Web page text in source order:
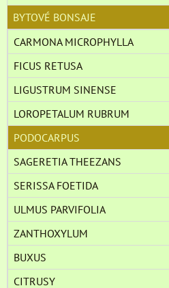
BYTOVÉ BONSAJE
CARMONA MICROPHYLLA
FICUS RETUSA
LIGUSTRUM SINENSE
LOROPETALUM RUBRUM
PODOCARPUS
SAGERETIA THEEZANS
SERISSA FOETIDA
ULMUS PARVIFOLIA
ZANTHOXYLUM
BUXUS
CITRUSY